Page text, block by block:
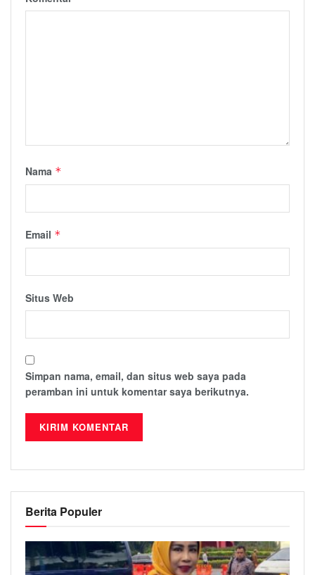
Nama *
Email *
Situs Web
Simpan nama, email, dan situs web saya pada
peramban ini untuk komentar saya berikutnya.
Berita Populer